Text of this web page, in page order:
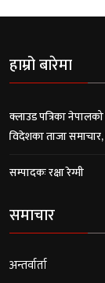
हाम्रो बारेमा
क्लाउड पत्रिका
विदेशका ताजा
सम्पादकः रक्षा रेग्मी
समाचार
अन्तर्वार्ता